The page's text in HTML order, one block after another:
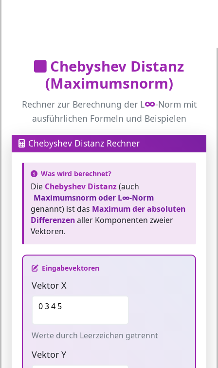
Chebyshev Distanz
(Maximumsnorm)
Rechner zur Berechnung der L∞-Norm mit
ausführlichen Formeln und Beispielen
Chebyshev Distanz Rechner
Was wird berechnet?
Die Chebyshev Distanz(auch
Maximumsnorm oder L∞-Norm
genannt) ist das Maximum der absoluten
Differenzenaller Komponenten zweier
Vektoren.
Eingabevektoren
Vektor X
Werte durch Leerzeichen getrennt
Vektor Y